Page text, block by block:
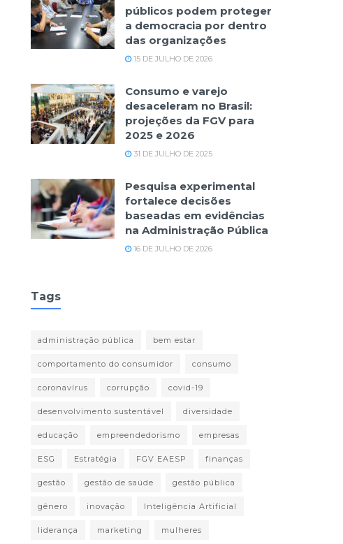
públicos podem proteger
a democracia por dentro
das organizações
15 DE JULHO DE 2026
Consumo e varejo
desaceleram no Brasil:
projeções da FGV para
2025 e 2026
31 DE JULHO DE 2025
Pesquisa experimental
fortalece decisões
baseadas em evidências
na Administração Pública
16 DE JULHO DE 2026
Tags
administração pública bem estar
comportamento do consumidor consumo
coronavírus corrupção covid-19
desenvolvimento sustentável diversidade
educação empreendedorismo empresas
ESG Estratégia FGV EAESP finanças
gestão gestão de saúde gestão pública
gênero inovação Inteligência Artificial
liderança marketing mulheres